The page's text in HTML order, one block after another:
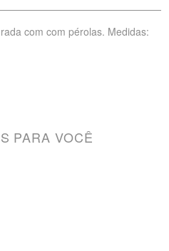
com com pérolas. Medidas:
PARA VOCÊ